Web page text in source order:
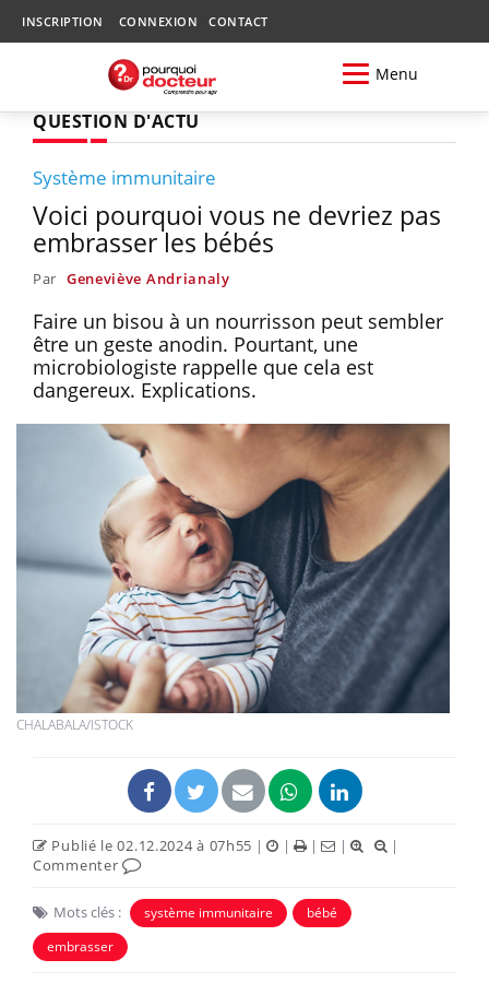
INSCRIPTION CONNEXION CONTACT
Menu
QUESTION D'ACTU
Système immunitaire
Voici pourquoi vous ne devriez pas
embrasser les bébés
Par Geneviève Andrianaly
Faire un bisou à un nourrisson peut sembler
être un geste anodin. Pourtant, une
microbiologiste rappelle que cela est
dangereux. Explications.
CHALABALA/ISTOCK
Publié le 02.12.2024 à 07h55 | | | |
|
Commenter
Mots clés : système immunitaire
bébé
embrasser